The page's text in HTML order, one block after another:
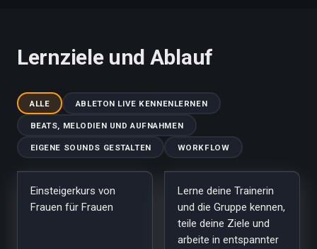
Lernziele und Ablauf
ALLE ABLETON LIVE KENNENLERNEN
BEATS, MELODIEN UND AUFNAHMEN
EIGENE SOUNDS GESTALTEN WORKFLOW
Einsteigerkurs von
Frauen für Frauen
Lerne deine Trainerin
und die Gruppe kennen,
teile deine Ziele und
arbeite in entspannter